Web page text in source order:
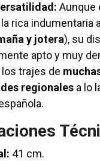
Aunque
rica indumentaria
y jotera), su
apto y muy
trajes de
regionales a lo
41 cm.